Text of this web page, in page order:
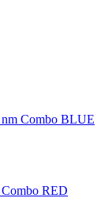
Combo BLUE
RED